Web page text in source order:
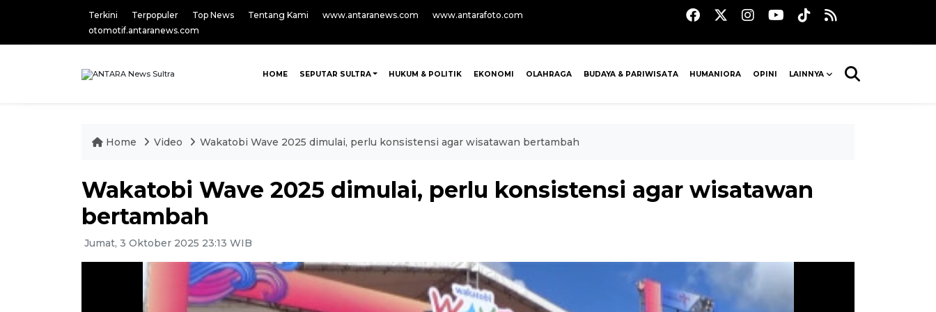
Terkini Terpopuler Top News Tentang Kami www.antaranews.com
www.antarafoto.com
otomotif.antaranews.com
HOME SEPUTAR SULTRA HUKUM & POLITIK EKONOMI OLAHRAGA BUDAYA & PARIWISATA HUMANIORA OPINI LAINNYA
Home Video Wakatobi Wave 2025 dimulai, perlu konsistensi agar wisatawan bertambah
Wakatobi Wave 2025 dimulai, perlu konsistensi agar wisatawan
bertambah
Jumat, 3 Oktober 2025 23:13 WIB